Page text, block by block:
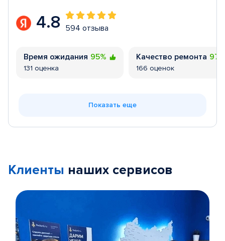
4.8 594 отзыва
Время ожидания 95%
131 оценка
Качество ремонта
166 оценок
Показать еще
Клиенты наших сервисов